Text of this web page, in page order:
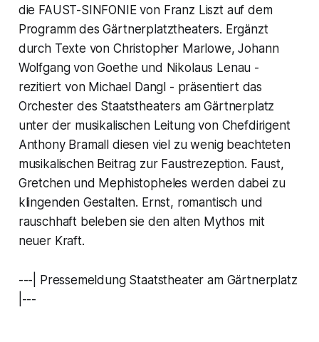
die FAUST-SINFONIE von Franz Liszt auf dem
Programm des Gärtnerplatztheaters. Ergänzt
durch Texte von Christopher Marlowe, Johann
Wolfgang von Goethe und Nikolaus Lenau -
rezitiert von Michael Dangl - präsentiert das
Orchester des Staatstheaters am Gärtnerplatz
unter der musikalischen Leitung von Chefdirigent
Anthony Bramall diesen viel zu wenig beachteten
musikalischen Beitrag zur Faustrezeption. Faust,
Gretchen und Mephistopheles werden dabei zu
klingenden Gestalten. Ernst, romantisch und
rauschhaft beleben sie den alten Mythos mit
neuer Kraft.
---| Pressemeldung Staatstheater am Gärtnerplatz
|---